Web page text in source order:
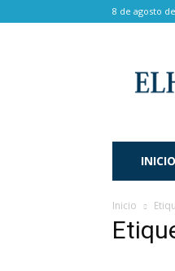
8 de agosto
INICIO
Inicio